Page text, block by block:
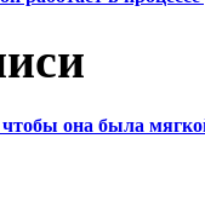
чтобы она была